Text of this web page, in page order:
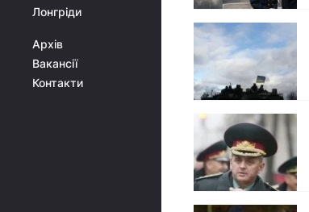
Лонгріди
Архів
Вакансії
Контакти